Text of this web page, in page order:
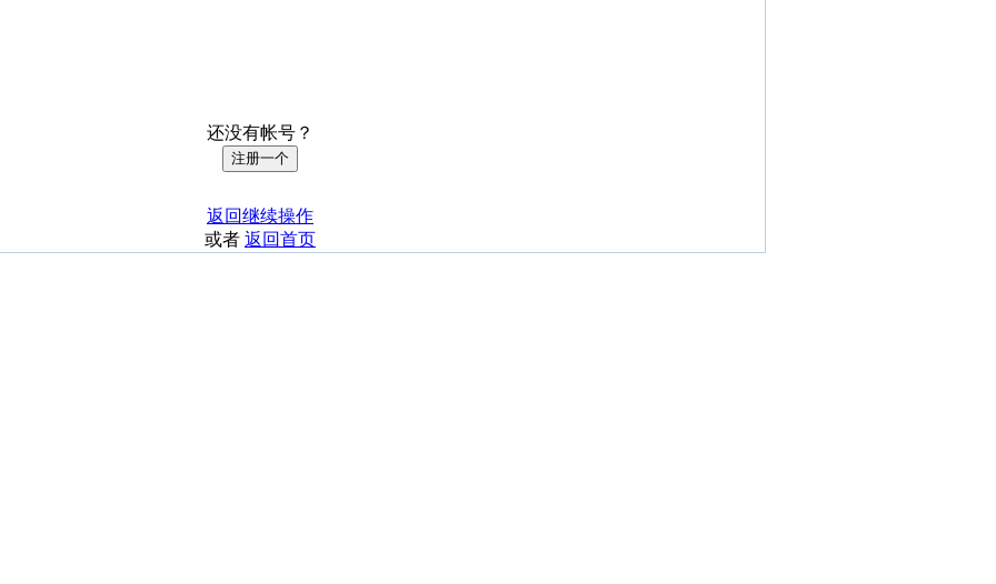
还没有帐号？
注册一个
返回继续操作
或者 返回首页